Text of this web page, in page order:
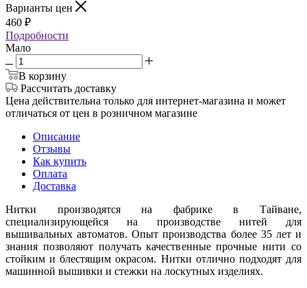
Варианты цен
460 ₽
Подробности
Мало
В корзину
Рассчитать доставку
Цена действительна только для интернет-магазина и может
отличаться от цен в розничном магазине
Описание
Отзывы
Как купить
Оплата
Доставка
Нитки производятся на фабрике в Тайване,
специализирующейся на производстве нитей для
вышивальных автоматов. Опыт производства более 35 лет и
знания позволяют получать качественные прочные нити со
стойким и блестящим окрасом. Нитки отлично подходят для
машинной вышивки и стежки на лоскутных изделиях.